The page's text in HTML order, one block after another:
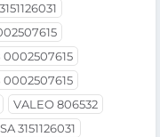
0002507615
0002507615
VALEO 806532
SA 3151126031